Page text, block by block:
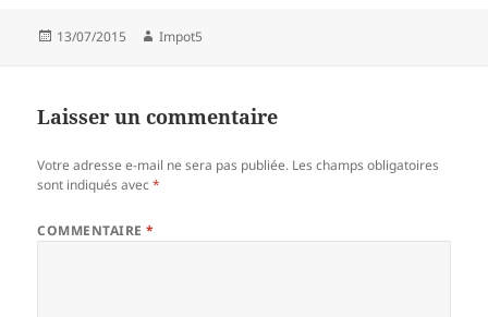
Publié
13/07/2015 Auteur
Impot5
Laisser un commentaire
Votre adresse e-mail ne sera pas publiée. Les champs obligatoires
sont indiqués avec*
COMMENTAIRE*